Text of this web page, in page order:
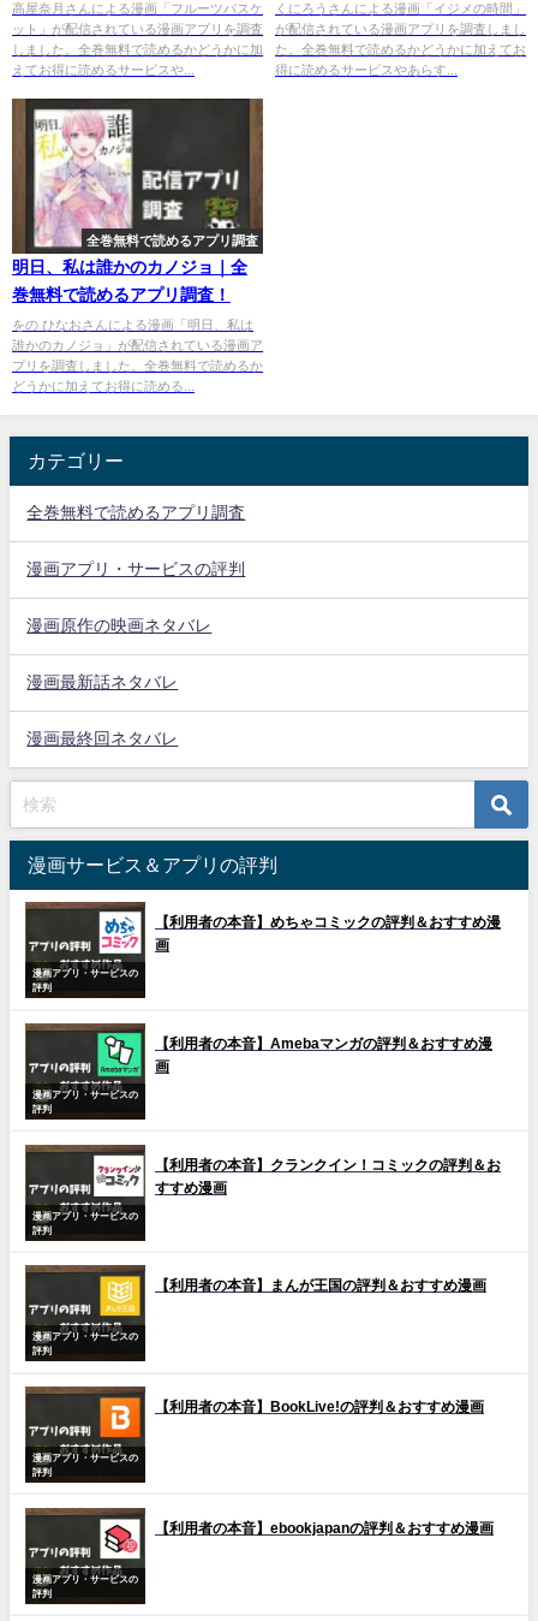
高屋奈月さんによる漫画「フルーツバスケ
ット」が配信されている漫画アプリを調査
しました。全巻無料で読めるかどうかに加
えてお得に読めるサービスや...
くにろうさんによる漫画「イジメの時間」
が配信されている漫画アプリを調査しまし
た。全巻無料で読めるかどうかに加えてお
得に読めるサービスやあらす...
全巻無料で読めるアプリ調査
明日、私は誰かのカノジョ｜全
巻無料で読めるアプリ調査！
をの ひなおさんによる漫画「明日、私は
誰かのカノジョ」が配信されている漫画ア
プリを調査しました。全巻無料で読めるか
どうかに加えてお得に読める...
カテゴリー
全巻無料で読めるアプリ調査
漫画アプリ・サービスの評判
漫画原作の映画ネタバレ
漫画最新話ネタバレ
漫画最終回ネタバレ
漫画サービス＆アプリの評判
漫画アプリ・サービスの
評判
【利用者の本音】めちゃコミックの評判＆おすすめ漫
画
漫画アプリ・サービスの
評判
【利用者の本音】Amebaマンガの評判＆おすすめ漫
画
漫画アプリ・サービスの
評判
【利用者の本音】クランクイン！コミックの評判＆お
すすめ漫画
漫画アプリ・サービスの
評判
【利用者の本音】まんが王国の評判＆おすすめ漫画
漫画アプリ・サービスの
評判
【利用者の本音】BookLive!の評判＆おすすめ漫画
漫画アプリ・サービスの
評判
【利用者の本音】ebookjapanの評判＆おすすめ漫画